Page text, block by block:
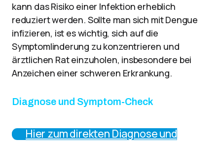
kann das Risiko einer Infektion erheblich
reduziert werden. Sollte man sich mit Dengue
infizieren, ist es wichtig, sich auf die
Symptomlinderung zu konzentrieren und
ärztlichen Rat einzuholen, insbesondere bei
Anzeichen einer schweren Erkrankung.
Diagnose und Symptom-Check
Hier zum direkten Diagnose und